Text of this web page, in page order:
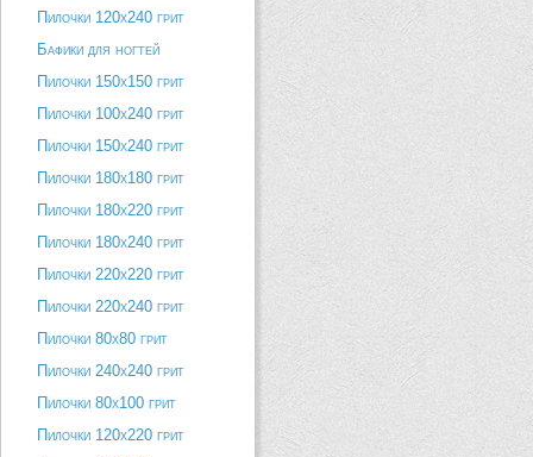
Пилочки 120х240 грит
Бафики для ногтей
Пилочки 150х150 грит
Пилочки 100х240 грит
Пилочки 150х240 грит
Пилочки 180х180 грит
Пилочки 180х220 грит
Пилочки 180х240 грит
Пилочки 220х220 грит
Пилочки 220х240 грит
Пилочки 80х80 грит
Пилочки 240х240 грит
Пилочки 80х100 грит
Пилочки 120х220 грит